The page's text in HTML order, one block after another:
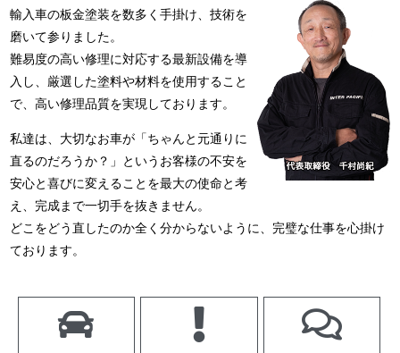
輸入車の板金塗装を数多く手掛け、技術を
磨いて参りました。
難易度の高い修理に対応する最新設備を導
入し、厳選した塗料や材料を使用すること
で、高い修理品質を実現しております。
私達は、大切なお車が「ちゃんと元通りに
直るのだろうか？」というお客様の不安を
安心と喜びに変えることを最大の使命と考
え、完成まで一切手を抜きません。
どこをどう直したのか全く分からないように、完璧な仕事を心掛け
ております。